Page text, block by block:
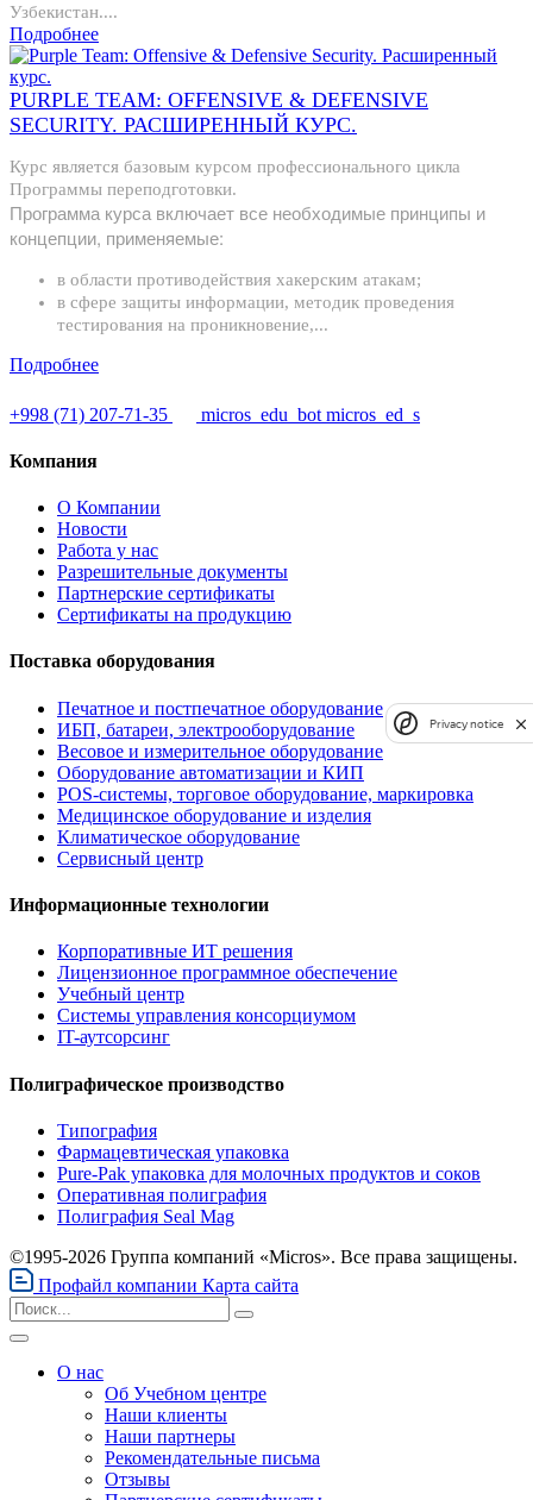
Узбекистан....
Подробнее
PURPLE TEAM: OFFENSIVE & DEFENSIVE
SECURITY. РАСШИРЕННЫЙ КУРС.
Курс является базовым курсом профессионального цикла
Программы переподготовки.
Программа курса включает все необходимые принципы и
концепции, применяемые:
в области противодействия хакерским атакам;
в сфере защиты информации, методик проведения
тестирования на проникновение,...
Подробнее
+998 (71) 207-71-35 micros_edu_bot micros_ed_s
Компания
О Компании
Новости
Работа у нас
Разрешительные документы
Партнерские сертификаты
Сертификаты на продукцию
Поставка оборудования
Печатное и постпечатное оборудование
ИБП, батареи, электрооборудование
Весовое и измерительное оборудование
Оборудование автоматизации и КИП
POS-системы, торговое оборудование, маркировка
Медицинское оборудование и изделия
Климатическое оборудование
Сервисный центр
Информационные технологии
Корпоративные ИТ решения
Лицензионное программное обеспечение
Учебный центр
Системы управления консорциумом
IT-аутсорсинг
Полиграфическое производство
Типография
Фармацевтическая упаковка
Pure-Pak упаковка для молочных продуктов и соков
Оперативная полиграфия
Полиграфия Seal Mag
©1995-2026 Группа компаний «Micros». Все права защищены.
Профайл компании Карта сайта
О нас
Об Учебном центре
Наши клиенты
Наши партнеры
Рекомендательные письма
Отзывы
Privacy notice